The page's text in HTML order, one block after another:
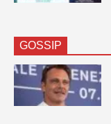
GOSSIP